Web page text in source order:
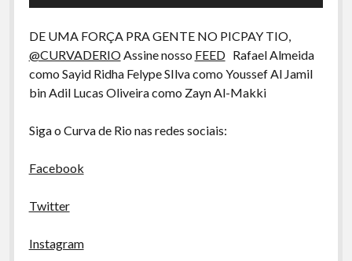
DE UMA FORÇA PRA GENTE NO PICPAY TIO,
@CURVADERIOAssine nosso FEEDRafael Almeida
como Sayid Ridha Felype SIlva como Youssef Al Jamil
bin Adil Lucas Oliveira como Zayn Al-Makki
Siga o Curva de Rio nas redes sociais:
Facebook
Twitter
Instagram